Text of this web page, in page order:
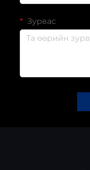
Зурвас